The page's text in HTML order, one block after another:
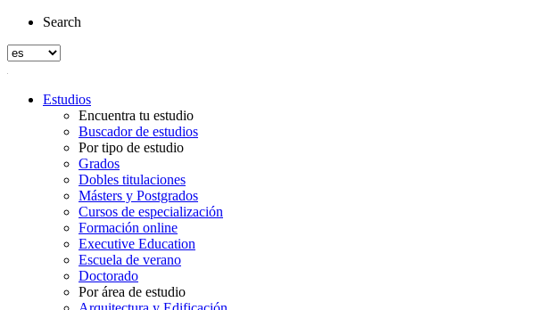
Search
Estudios
Encuentra tu estudio
Buscador de estudios
Por tipo de estudio
Grados
Dobles titulaciones
Másters y Postgrados
Cursos de especialización
Formación online
Executive Education
Escuela de verano
Doctorado
Por área de estudio